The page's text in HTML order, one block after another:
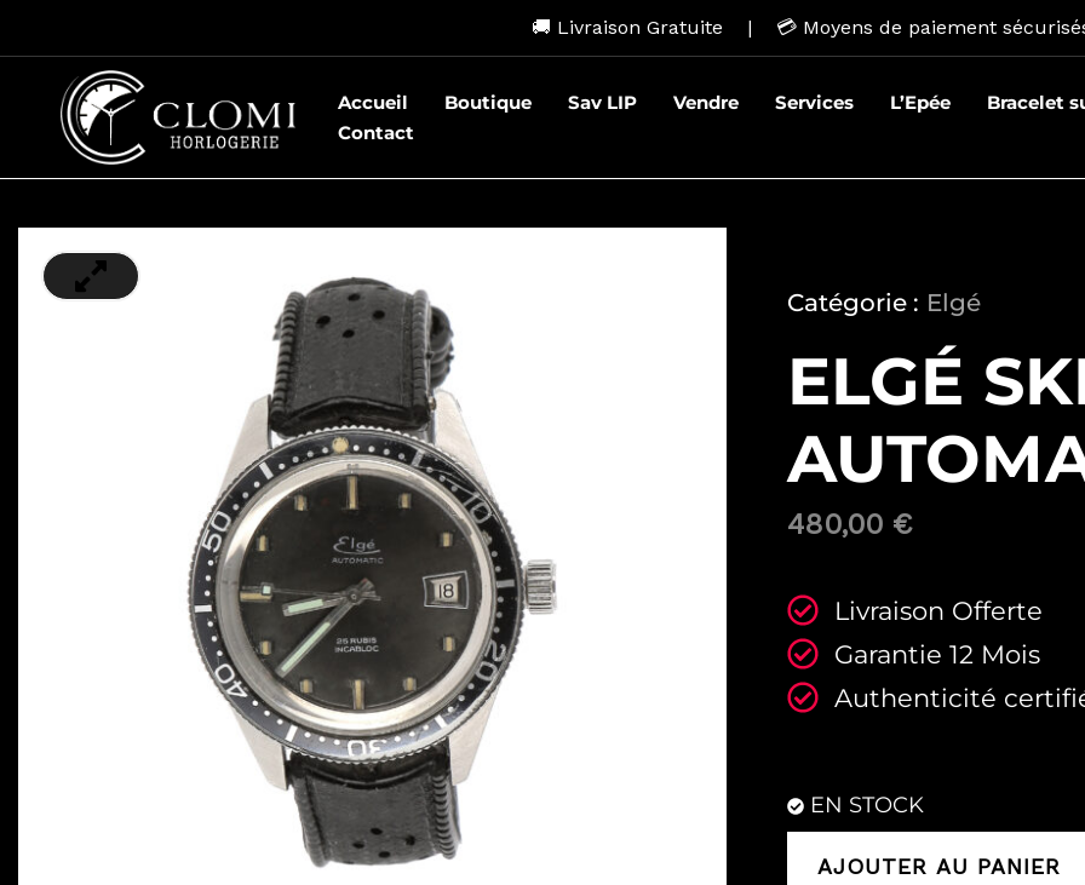
contenu
🚚 Livraison Gratuite | 💳 Moyens de paiement
Accueil Boutique Sav LIP Vendre Services L’Epée
Bracelet
Contact
Catégorie : Elgé
ELGÉ
480,00 €
Livraison Offerte
Garantie 12 Mois
Authenticité
EN STOCK
AJOUTER AU PANIER